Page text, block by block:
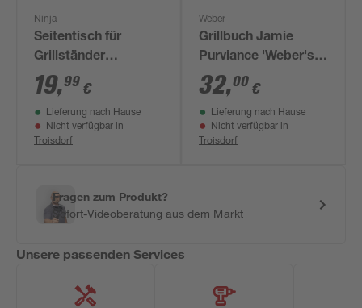
Ninja
Seitentisch für
Grillständer
'Woodfire Outdoor
Ofen' Aluminium 4,3
x 37,4 x 57,4 cm
19,99 €
Lieferung nach Hause
Nicht verfügbar in
Troisdorf
Weber
Grillbuch Jamie
Purviance 'Weber's
Grillbibel Vol. 2'
32,00 €
Lieferung nach Hause
Nicht verfügbar in
Troisdorf
Fragen zum Produkt?
Sofort-Videoberatung aus dem Markt
Unsere passenden Services